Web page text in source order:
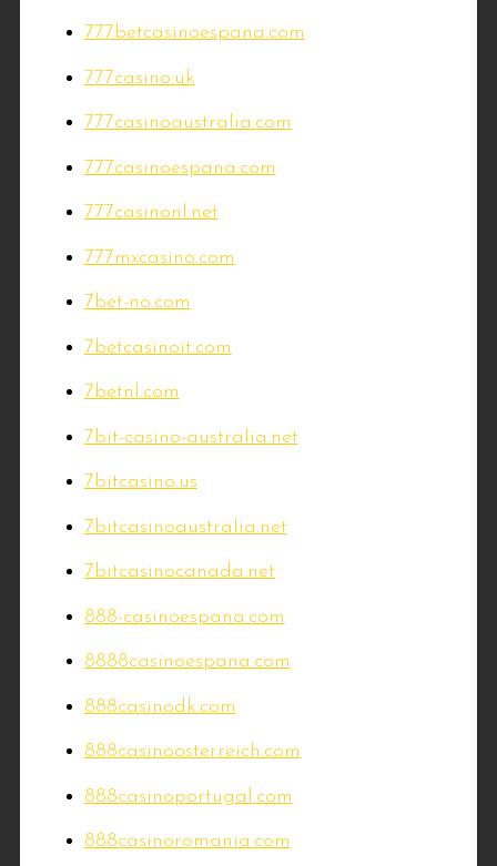
777betcasinoespana.com
777casino.uk
777casinoaustralia.com
777casinoespana.com
777casinonl.net
777mxcasino.com
7bet-no.com
7betcasinoit.com
7betnl.com
7bit-casino-australia.net
7bitcasino.us
7bitcasinoaustralia.net
7bitcasinocanada.net
888-casinoespana.com
8888casinoespana.com
888casinodk.com
888casinoosterreich.com
888casinoportugal.com
888casinoromania.com